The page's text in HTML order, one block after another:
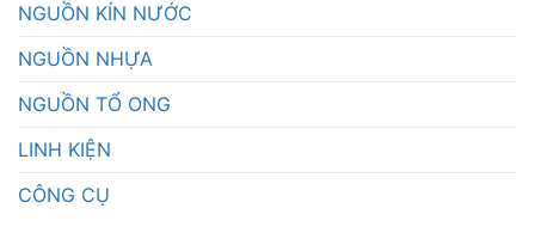
NGUỒN KÍN NƯỚC
NGUỒN NHỰA
NGUỒN TỔ ONG
LINH KIỆN
CÔNG CỤ